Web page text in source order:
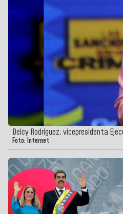
Delcy Rodríguez, vicepresidenta
Foto: Internet